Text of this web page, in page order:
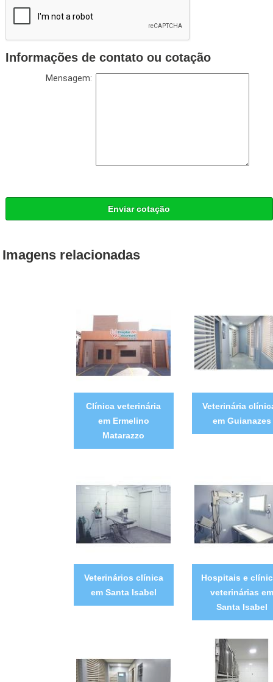
Informações de contato ou cotação
Mensagem:
Enviar cotação
Imagens relacionadas
Clínica veterinária
em Ermelino
Matarazzo
Veterinária
em Guianazes
Veterinários clínica
em Santa Isabel
Hospitais e
veterinárias em
Santa Isabel